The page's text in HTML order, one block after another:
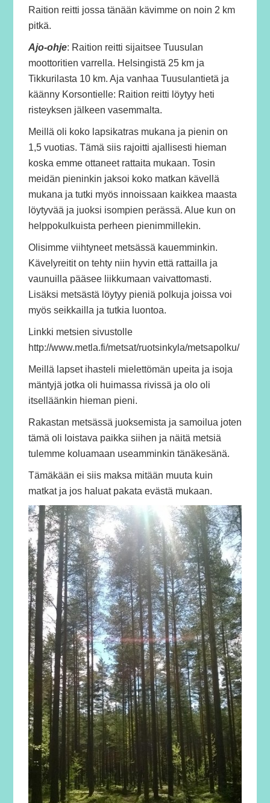
Raition reitti jossa tänään kävimme on noin 2 km
pitkä.
Ajo-ohje: Raition reitti sijaitsee Tuusulan
moottoritien varrella. Helsingistä 25 km ja
Tikkurilasta 10 km. Aja vanhaa Tuusulantietä ja
käänny Korsontielle: Raition reitti löytyy heti
risteyksen jälkeen vasemmalta.
Meillä oli koko lapsikatras mukana ja pienin on
1,5 vuotias. Tämä siis rajoitti ajallisesti hieman
koska emme ottaneet rattaita mukaan. Tosin
meidän pieninkin jaksoi koko matkan kävellä
mukana ja tutki myös innoissaan kaikkea maasta
löytyvää ja juoksi isompien perässä. Alue kun on
helppokulkuista perheen pienimmillekin.
Olisimme viihtyneet metsässä kauemminkin.
Kävelyreitit on tehty niin hyvin että rattailla ja
vaunuilla pääsee liikkumaan vaivattomasti.
Lisäksi metsästä löytyy pieniä polkuja joissa voi
myös seikkailla ja tutkia luontoa.
Linkki metsien sivustolle
http://www.metla.fi/metsat/ruotsinkyla/metsapolku/
Meillä lapset ihasteli mielettömän upeita ja isoja
mäntyjä jotka oli huimassa rivissä ja olo oli
itselläänkin hieman pieni.
Rakastan metsässä juoksemista ja samoilua joten
tämä oli loistava paikka siihen ja näitä metsiä
tulemme koluamaan useamminkin tänäkesänä.
Tämäkään ei siis maksa mitään muuta kuin
matkat ja jos haluat pakata evästä mukaan.